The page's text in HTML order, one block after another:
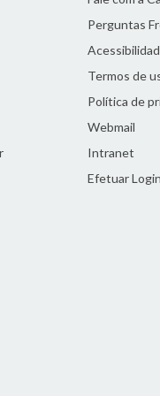
Perguntas
Termos de
Política de
Webmail
Intranet
Efetuar Login